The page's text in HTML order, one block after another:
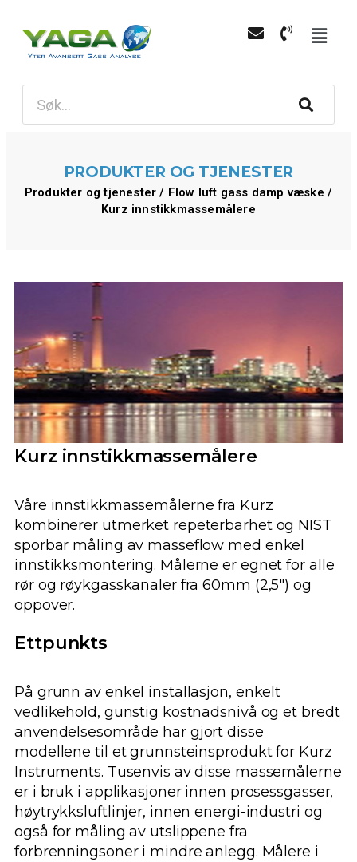
PRODUKTER OG TJENESTER
Produkter og tjenester / Flow luft gass damp væske /
Kurz innstikkmassemålere
Kurz innstikkmassemålere
Våre innstikkmassemålerne fra Kurz
kombinerer utmerket repeterbarhet og NIST
sporbar måling av masseflow med enkel
innstikksmontering. Målerne er egnet for alle
rør og røykgasskanaler fra 60mm (2,5″) og
oppover.
Ettpunkts
På grunn av enkel installasjon, enkelt
vedlikehold, gunstig kostnadsnivå og et bredt
anvendelsesområde har gjort disse
modellene til et grunnsteinsprodukt for Kurz
Instruments. Tusenvis av disse massemålerne
er i bruk i applikasjoner innen prosessgasser,
høytrykksluftlinjer, innen energi-industri og
også for måling av utslippene fra
forbrenningsoner i mindre anlegg. Målere i